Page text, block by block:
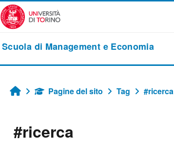
Vai al contenuto principale
Scuola di Management e Economia
HomePagine del sito Tag #ricerca
#ricerca